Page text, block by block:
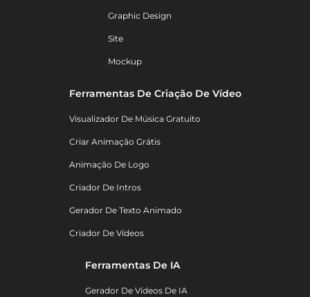
Graphic Design
Site
Mockup
Ferramentas De Criação De Vídeo
Visualizador De Música Gratuito
Criar Animação Grátis
Animação De Logo
Criador De Intros
Gerador De Texto Animado
Criador De Vídeos
Ferramentas De IA
Gerador De Vídeos De IA